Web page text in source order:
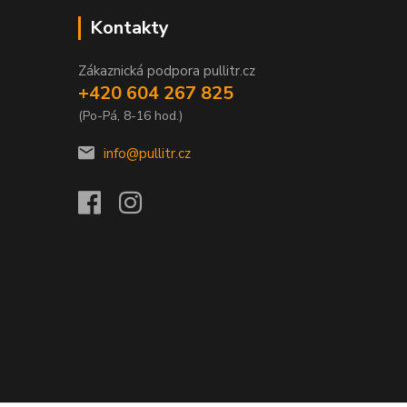
Kontakty
Zákaznická podpora pullitr.cz
+420 604 267 825
(Po-Pá, 8-16 hod.)
info@pullitr.cz